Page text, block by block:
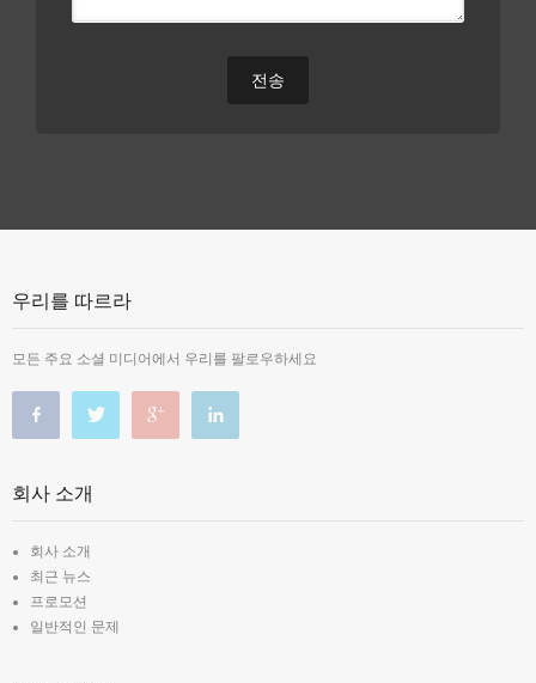
우리를 따르라
모든 주요 소셜 미디어에서 우리를 팔로우하세요
회사 소개
회사 소개
최근 뉴스
프로모션
일반적인 문제